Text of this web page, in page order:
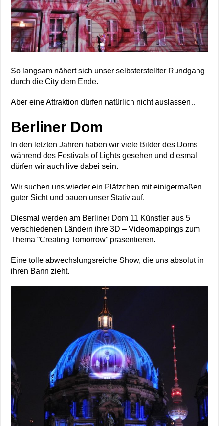
So langsam nähert sich unser selbsterstellter Rundgang
durch die City dem Ende.
Aber eine Attraktion dürfen natürlich nicht auslassen…
Berliner Dom
In den letzten Jahren haben wir viele Bilder des Doms
während des Festivals of Lights gesehen und diesmal
dürfen wir auch live dabei sein.
Wir suchen uns wieder ein Plätzchen mit einigermaßen
guter Sicht und bauen unser Stativ auf.
Diesmal werden am Berliner Dom 11 Künstler aus 5
verschiedenen Ländern ihre 3D – Videomappings zum
Thema “Creating Tomorrow” präsentieren.
Eine tolle abwechslungsreiche Show, die uns absolut in
ihren Bann zieht.